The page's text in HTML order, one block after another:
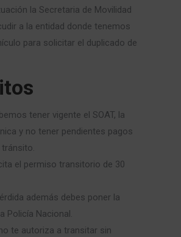
la Secretaria de Movilidad
a la entidad donde tenemos
para solicitar el duplicado de
tener vigente el SOAT, la
y no tener pendientes pagos
el permiso transitorio de 30
además debes poner la
Policía Nacional.
te autoriza a transitar sin